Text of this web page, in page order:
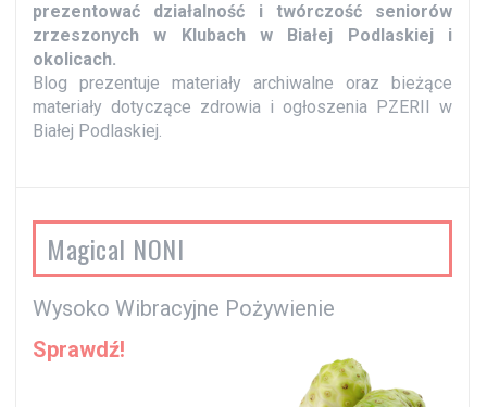
prezentować działalność i twórczość seniorów
zrzeszonych w Klubach w Białej Podlaskiej i
okolicach.
Blog prezentuje materiały archiwalne oraz bieżące
materiały dotyczące zdrowia i ogłoszenia PZERII w
Białej Podlaskiej.
Magical NONI
Wysoko Wibracyjne Pożywienie
Sprawdź!